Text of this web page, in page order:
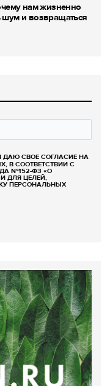
нам жизненно
и возвращаться
ДАЮ СВОЕ СОГЛАСИЕ НА
В СООТВЕТСТВИИ С
№152-ФЗ «О
ДЛЯ ЦЕЛЕЙ,
ПЕРСОНАЛЬНЫХ